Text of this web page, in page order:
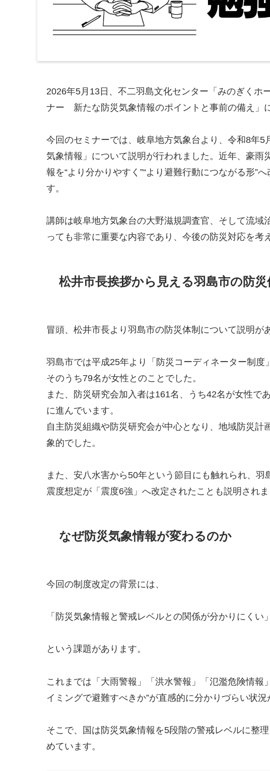
2026年5月13日、不二羽島文化センター「みのぎくホ
ナー 新たな防災気象情報のポイントと事前の備え」
今回のセミナーでは、岐阜地方気象台より、令和8年5
気象情報」について説明が行われました。近年、豪雨
報を“より分かりやすく”“より避難行動につながる形”
す。
講師は岐阜地方気象台の大野滋規調査官、そして流域
っても非常に重要な内容であり、今後の防災対応を考
松井市長挨拶から見える羽島市の防災
冒頭、松井市長より羽島市の防災体制について説明が
羽島市では平成25年より「防災コーディネーター制度
そのうち79名が女性とのことでした。
また、防災研究会加入者は161名、うち42名が女性で
に進んでいます。
自主防災組織や防災研究会が中心となり、地域防災計
象的でした。
また、安八水害から50年という節目にも触れられ、
震度想定が「震度6強」へ改定されたことも説明されま
なぜ防災気象情報が変わるのか
今回の制度改定の背景には、
「防災気象情報と警戒レベルとの関係が分かりにくい」
という課題があります。
これまでは「大雨警報」「洪水警報」「氾濫危険情報
イミングで避難すべきか”が直感的に分かりづらい状況
そこで、国は防災気象情報を5段階の警戒レベルに整
めています。